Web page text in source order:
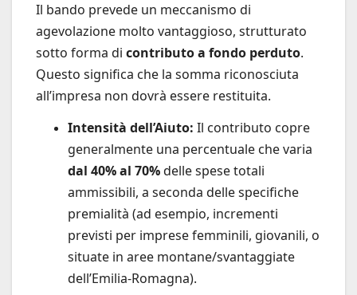
Il bando prevede un meccanismo di
agevolazione molto vantaggioso, strutturato
sotto forma di contributo a fondo perduto.
Questo significa che la somma riconosciuta
all’impresa non dovrà essere restituita.
Intensità dell’Aiuto: Il contributo copre
generalmente una percentuale che varia
dal 40% al 70%delle spese totali
ammissibili, a seconda delle specifiche
premialità (ad esempio, incrementi
previsti per imprese femminili, giovanili, o
situate in aree montane/svantaggiate
dell’Emilia-Romagna).